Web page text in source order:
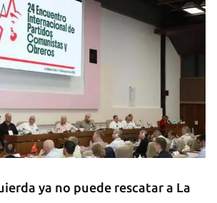
ya no puede rescatar a La